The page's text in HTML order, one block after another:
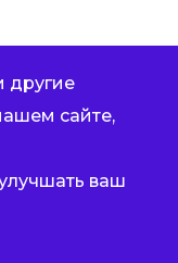
на
и ни при
определяемой
Российской
другие
сайте,
ваш